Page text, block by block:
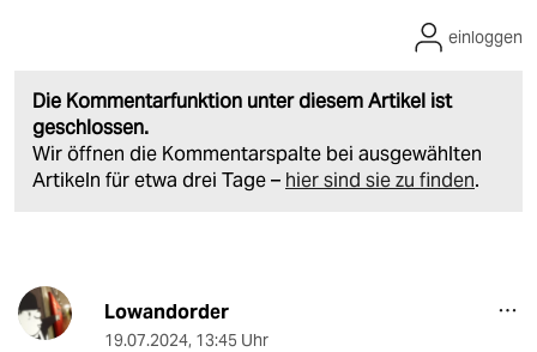
Die Kommentarfunktion unter diesem Artikel ist
geschlossen.
Wir öffnen die Kommentarspalte bei ausgewählten
Artikeln für etwa drei Tage – hier sind sie zu finden.
einloggen
Lowandorder
19.07.2024, 13:45 Uhr